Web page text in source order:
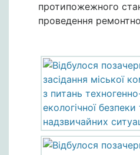
протипожежного
проведення